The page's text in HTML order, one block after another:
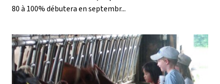
80 à 100% débutera en septembr...